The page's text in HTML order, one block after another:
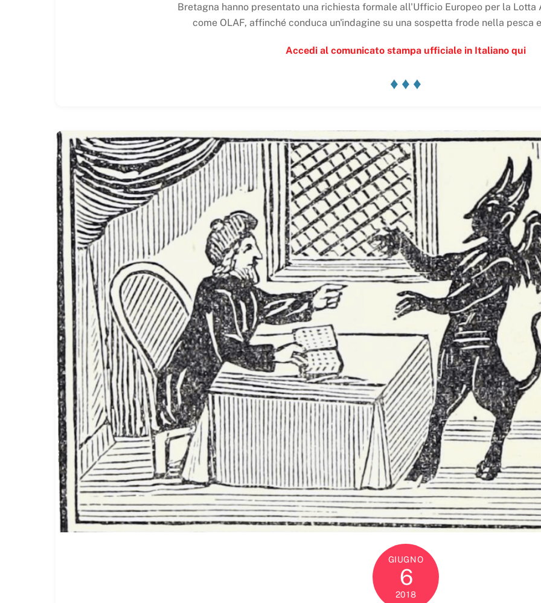
Bretagna hanno presentato una richiesta formale all'Ufficio Europeo per la Lotta
come OLAF, affinché conduca un'indagine su una sospetta frode nella pesca
Accedi al comunicato stampa ufficiale in Italiano qui
♦ ♦ ♦
GIUGNO
6
2018